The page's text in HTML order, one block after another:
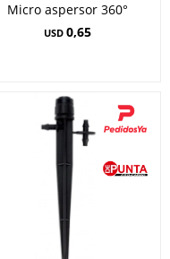
Micro aspersor 360°
USD 0,65